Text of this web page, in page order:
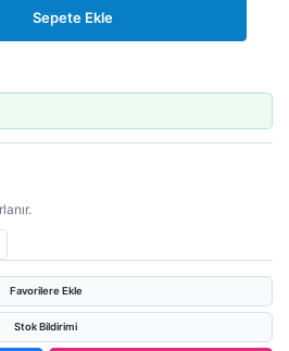
Sepete Ekle
Favorilere Ekle
Stok Bildirimi